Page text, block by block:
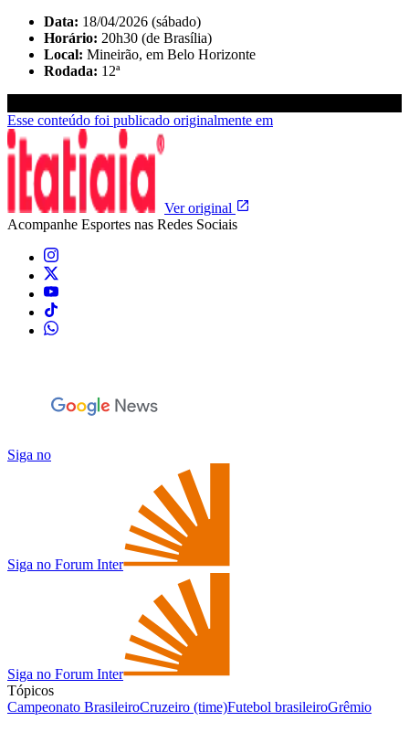
Data: 18/04/2026 (sábado)
Horário: 20h30 (de Brasília)
Local: Mineirão, em Belo Horizonte
Rodada: 12ª
Esse conteúdo foi publicado originalmente em
Ver original
Acompanhe Esportes nas Redes Sociais
Siga no
Siga no Forum Inter
Siga no Forum Inter
Tópicos
Campeonato BrasileiroCruzeiro (time)Futebol brasileiroGrêmio